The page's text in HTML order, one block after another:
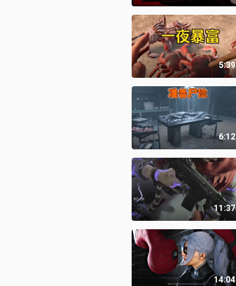
5:39
6:12
11:37
14:04